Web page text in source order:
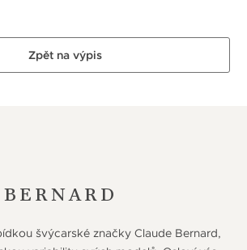
Zpět na výpis
švýcarské značky Claude Bernard,